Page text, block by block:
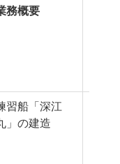
務概要
習船「深江
」の建造